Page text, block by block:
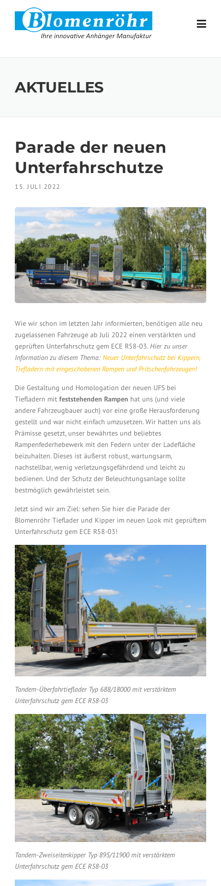
Skip to content
AKTUELLES
Parade der neuen
Unterfahrschutze
15. JULI 2022
Wie wir schon im letzten Jahr informierten, benötigen alle neu
zugelassenen Fahrzeuge ab Juli 2022 einen verstärkten und
geprüften Unterfahrschutz gem ECE R58-03.Hier zu unser
Information zu diesem Thema: Neuer Unterfahrschutz bei Kippern,
Tiefladern mit eingeschobenen Rampen und Pritschenfahrzeugen!
Die Gestaltung und Homologation der neuen UFS bei
Tiefladern mit feststehenden Rampen hat uns (und viele
andere Fahrzeugbauer auch) vor eine große Herausforderung
gestellt und war nicht einfach umzusetzen. Wir hatten uns als
Prämisse gesetzt, unser bewährtes und beliebtes
Rampenfederhebewerk mit den Federn unter der Ladefläche
beizuhalten. Dieses ist äußerst robust, wartungsarm,
nachstellbar, wenig verletzungsgefährdend und leicht zu
bedienen. Und der Schutz der Beleuchtungsanlage sollte
bestmöglich gewährleistet sein.
Jetzt sind wir am Ziel: sehen Sie hier die Parade der
Blomenröhr Tieflader und Kipper im neuen Look mit geprüftem
Unterfahrschutz gem ECE R58-03!
Tandem-Überfahrtieflader Typ 688/18000 mit verstärktem
Unterfahrschutz gem ECE R58-03
Tandem-Zweiseitenkipper Typ 895/11900 mit verstärktem
Unterfahrschutz gem ECE R58-03